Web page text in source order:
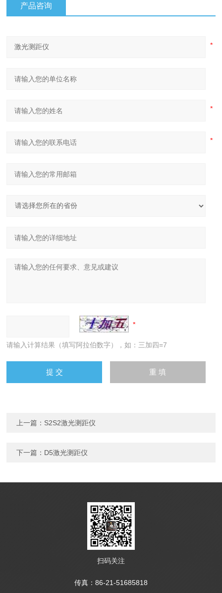
产品咨询
请输入计算结果（填写阿拉伯数字），如：三加四=7
上一篇： S2S2激光测距仪
下一篇： D5激光测距仪
扫码关注
传真：86-21-51685818